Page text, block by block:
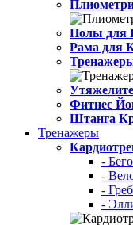
Полы для
Рама для
Фитнес
Штанга
Тренажеры
-
-
-
-